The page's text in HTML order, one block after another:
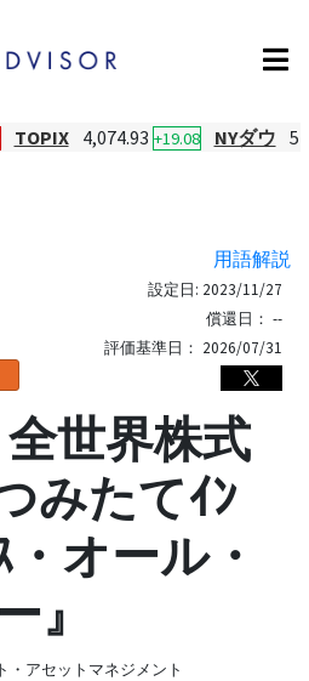
TOPIX 4,074.93 +19.08 NYダウ
用語解説
設定日: 2023/11/27
償還日： --
評価基準日： 2026/07/31
全世界株式
みたてｲﾝ
・オール・
』
・アセットマネジメント